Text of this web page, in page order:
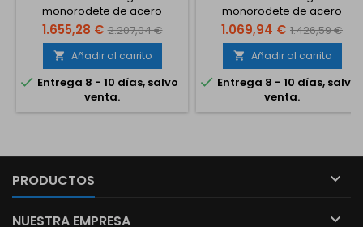
monorodete de acero
inoxidable al níquel-cromo,
con boca de impulsión
vertical, 0.75 kW, 1 CV, trifásico
230/400 V. Con boya
1.655,28 € 2.207,04 €
 Añadir al carrito
 Entrega 8 - 10 días, salvo
venta.
monorodete de acero
inoxidable al níquel-cromo,
con boca de impulsión
vertical, 0.75 kW, 1 CV, trifásico
230/400 V.
1.069,94 € 1.426,59 €
 Añadir al carrito
 Entrega 8 - 10 días, salvo
venta.
PRODUCTOS 
NUESTRA EMPRESA 